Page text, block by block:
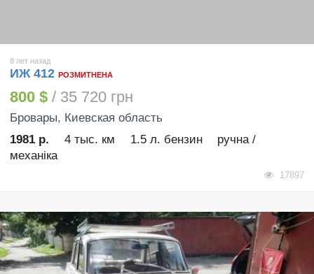
8 лет назад
ИЖ 412 РОЗМИТНЕНА
800 $ / 35 720 грн
Бровары, Киевская область
1981 р.
4 тыс. км 1.5 л. бензин
ручна /
механіка
17897